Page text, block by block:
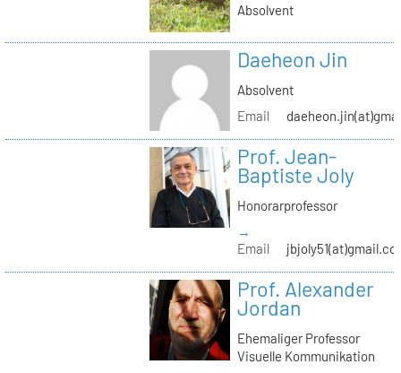
Absolvent
Daeheon Jin
Absolvent
Email
Prof. Jean-
Baptiste Joly
Honorarprofessor
→
Email
Prof. Alexander
Jordan
Ehemaliger Professor
Visuelle Kommunikation